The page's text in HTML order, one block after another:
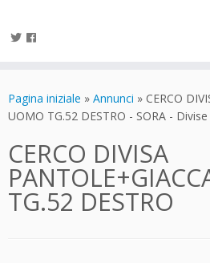
contenuto
Pagina iniziale » Annunci » CERCO
UOMO TG.52 DESTRO - SORA -
CERCO DIVISA
TG.52 DESTRO